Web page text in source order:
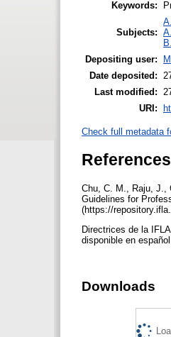
Keywords:
Subjects:
Depositing user:
Date deposited:
Last modified:
URI:
Check full metadata
References
Chu, C. M., Raju, J.,
Guidelines for
(https://
Directrices de la
disponible en
Downloads